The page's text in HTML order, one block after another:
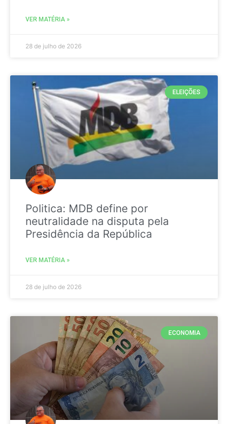
VER MATÉRIA »
28 de julho de 2026
ELEIÇÕES
Politica: MDB define por
neutralidade na disputa pela
Presidência da República
VER MATÉRIA »
28 de julho de 2026
ECONOMIA